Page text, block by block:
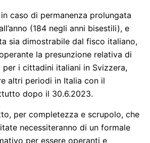
caso di permanenza prolungata
(184 negli anni bisestili), e
sia dimostrabile dal fisco italiano,
la presunzione relativa di
per i cittadini italiani in Svizzera,
altri periodi in Italia con il
dopo il 30.6.2023.
per completezza e scrupolo, che
necessiteranno di un formale
per essere operanti e